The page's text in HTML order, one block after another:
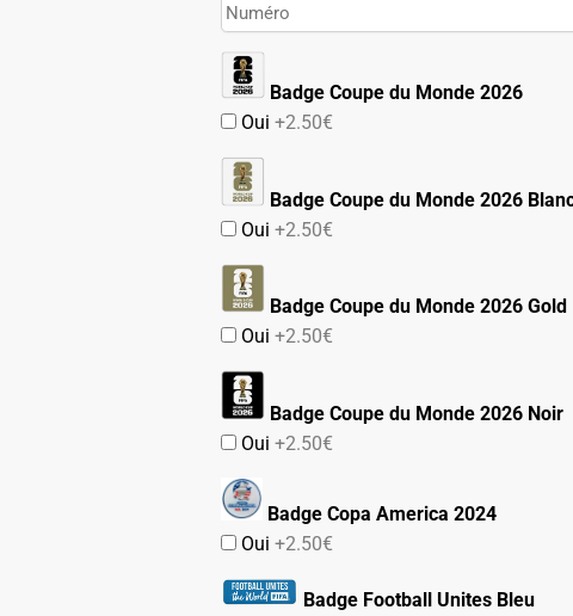
Badge Coupe du Monde 2026
Oui+2.50€
Badge Coupe du Monde 2026
Oui+2.50€
Badge Coupe du Monde 2026 Gold
Oui+2.50€
Badge Coupe du Monde 2026 Noir
Oui+2.50€
Badge Copa America 2024
Oui+2.50€
Badge Football Unites Bleu